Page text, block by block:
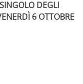
DEGLI
6 OTTOBRE